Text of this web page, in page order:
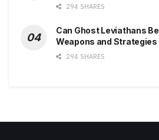
294 SHARES
Can Ghost Leviathans
Weapons and Strategies
294 SHARES